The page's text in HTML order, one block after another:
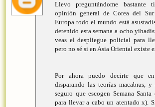
Llevo preguntándome bastante
opinión general de Corea del
Europa todo el mundo está
detenido esta semana a ocho
veas el despliegue policial para
pero no sé si en Asia Oriental existe
Por ahora puedo decirte que
disparando las teorías macabras,
seguro que escogen Semana
para llevar a cabo un atentado x).